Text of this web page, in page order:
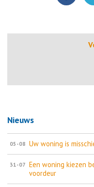
Nieuws
05-08 Uw woning is
31-07 Een woning kiezen
voordeur